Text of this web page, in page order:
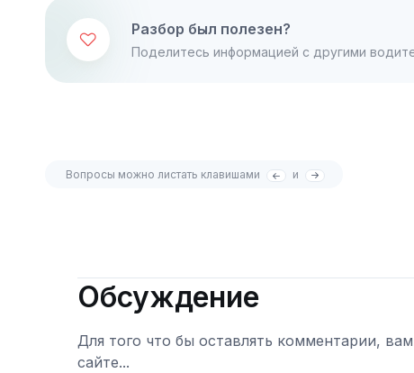
Разбор был полезен?
Поделитесь информацией с другими
Вопросы можно листать клавишами и
Обсуждение
Для того что бы оставлять комментарии,
сайте...